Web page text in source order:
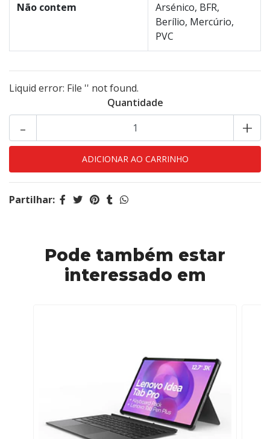
Não contem
Arsénico, BFR,
Berílio, Mercúrio,
PVC
Liquid error: File '' not found.
Quantidade
+
-
Partilhar:
Pode também estar
interessado em